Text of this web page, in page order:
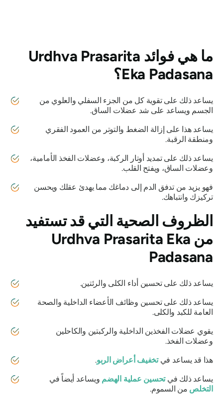
ما هي فوائدUrdhva Prasarita
Eka Padasana؟
يساعد ذلك على تقوية كل من الجزء السفلي والعلوي من
الجسم ويساعد على شد عضلات الساق.
يساعد هذا على إزالة الضغط والتوتر من العمود الفقري
ومنطقة الرقبة.
يساعد ذلك على تمديد أوتار الركبة، وعضلات الفخذ الأمامية،
وعضلات الساق، ويفتح القلب.
فهو يزيد من تدفق الدم إلى دماغك مما يهدئ عقلك ويحسن
تركيزك وانتباهك.
الظروف الصحية التي قد تستفيد
منUrdhva Prasarita Eka
Padasana
يساعد ذلك على تحسين أداء الكلى والرئتين.
يساعد ذلك على تحسين وظائف الأعضاء الداخلية والصحة
العامة للكبد والكلى.
يقوي عضلات الفخذين الداخلية والركبتين والكاحلين
وعضلات الفخذ.
هذا قد يساعد في تخفيف أعراض الربو.
يساعد ذلك في تحسين عملية الهضمويساعد أيضاً في
التخلصمن السموم.